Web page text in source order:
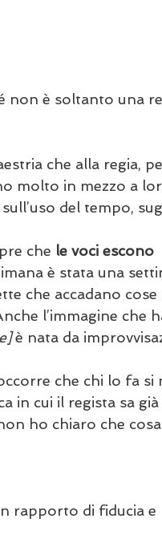
non è soltanto una
che alla regia,
molto in mezzo a
del tempo,
che le voci escono
è stata una
che accadano cose
l’immagine che
è nata da
che chi lo fa si
in cui il regista sa
ho chiaro che cosa
rapporto di fiducia e